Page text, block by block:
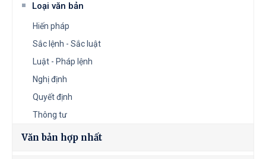
Loại văn bản
Hiến pháp
Sắc lệnh - Sắc luật
Luật - Pháp lệnh
Nghị định
Quyết định
Thông tư
Văn bản hợp nhất